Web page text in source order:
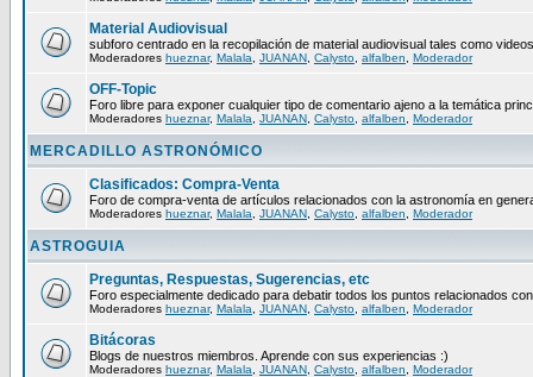
Material Audiovisual
subforo centrado en la recopilación de material audiovisual tales como
Moderadores hueznar, Malala JUANAN Calysto alfalben Moderador
OFF-Topic
Foro libre para exponer cualquier tipo de comentario ajeno a la temática
Moderadores hueznar, Malala JUANAN Calysto alfalben Moderador
MERCADILLO ASTRONÓMICO
Clasificados: Compra-Venta
Foro de compra-venta de artículos relacionados con la astronomía en
Moderadores hueznar, Malala JUANAN Calysto alfalben Moderador
ASTROGUIA
Preguntas, Respuestas, Sugerencias, etc
Foro especialmente dedicado para debatir todos los puntos relacionados
Moderadores hueznar, Malala JUANAN Calysto alfalben Moderador
Bitácoras
Blogs de nuestros miembros. Aprende con sus experiencias :)
Moderadores hueznar, Malala JUANAN Calysto alfalben Moderador